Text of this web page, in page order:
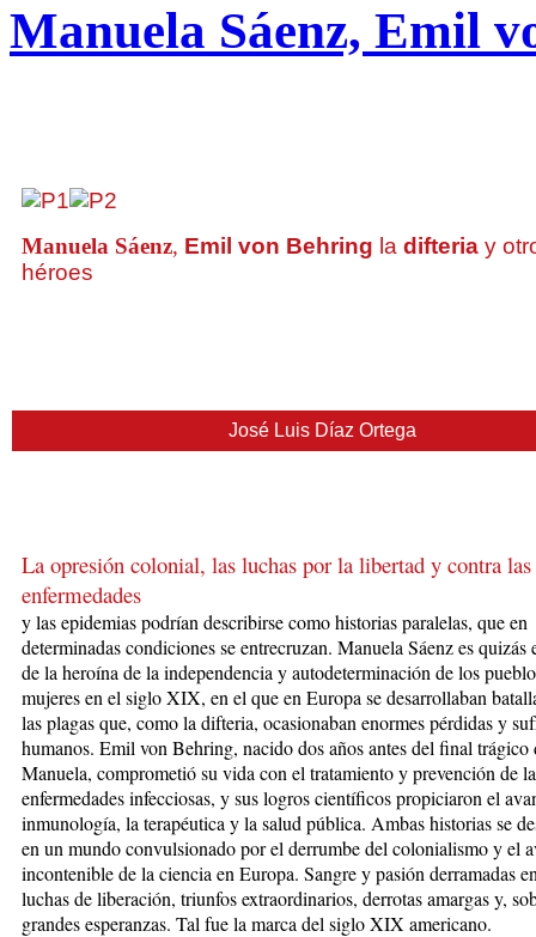
Manuela Sáenz, Emil
Manuela Sáenz, Emil von Behring la difteria y
héroes
José Luis Díaz Ortega
La opresión colonial, las luchas por la libertad y contra las
enfermedades
y lasepidemias podrían describirse como historias paralelas, que en
determinadas condiciones se entrecruzan. Manuela Sáenz es quizás
de la heroína de la independencia y autodeterminación de los
mujeres en el siglo XIX, en el que en Europa se desarrollaban
las plagas que, como la difteria, ocasionaban enormes pérdidas y
humanos. Emil von Behring, nacido dos años antes del final trágico
Manuela, comprometió su vida con el tratamiento y prevención de
enfermedades infecciosas, y sus logros científicos propiciaron el
inmunología, la terapéutica y la salud pública. Ambas historias se
en un mundo convulsionado por el derrumbe del colonialismo y el
incontenible de la ciencia en Europa. Sangre y pasión derramadas
luchas de liberación, triunfos extraordinarios, derrotas amargas y,
grandes esperanzas. Tal fue la marca del siglo XIX americano.